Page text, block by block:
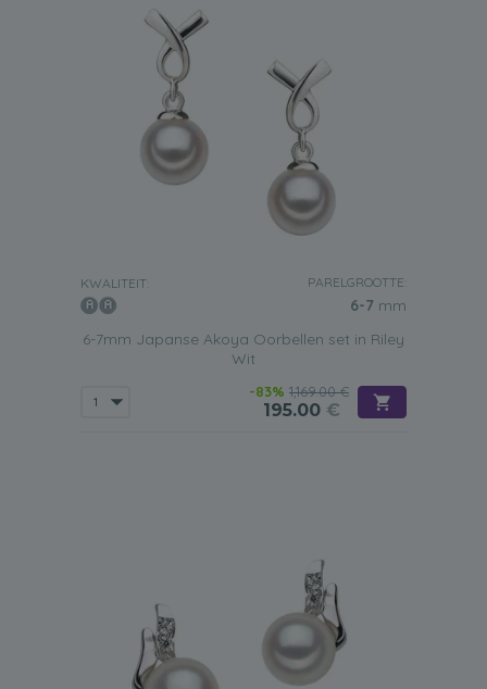
KWALITEIT: PARELGROOTTE:
6-7 mm
6-7mm Japanse Akoya Oorbellen set in Riley
Wit
-83% 1,169.00 €
195.00 €